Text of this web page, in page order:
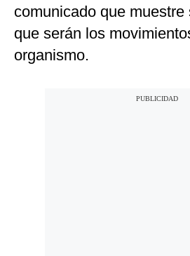
comunicado que muestre
que serán los
organismo.